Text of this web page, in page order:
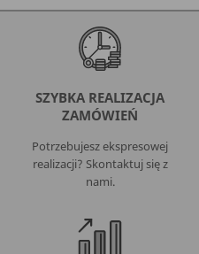
SZYBKA REALIZACJA
ZAMÓWIEŃ
Potrzebujesz ekspresowej
realizacji? Skontaktuj się z
nami.